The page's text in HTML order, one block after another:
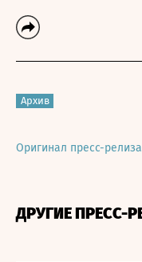
Архив
Оригинал пресс-релиза
ДРУГИЕ ПРЕСС-